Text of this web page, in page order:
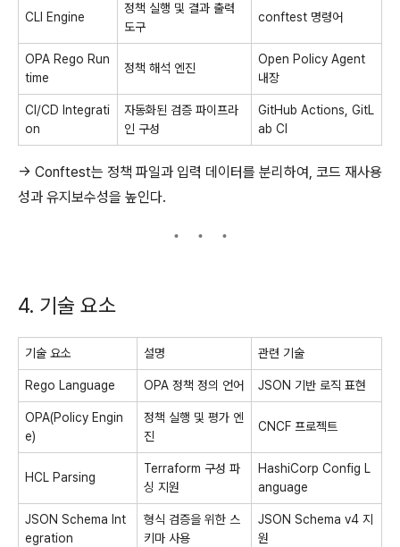
CLI Engine
정책 실행 및 결과 출력
도구
conftest 명령어
OPA Rego Run
time
정책 해석 엔진
Open Policy Agent
내장
CI/CD Integrati
on
자동화된 검증 파이프라
인 구성
GitHub Actions, GitL
ab CI
→ Conftest는 정책 파일과 입력 데이터를 분리하여, 코드 재사용
성과 유지보수성을 높인다.
4. 기술 요소
기술 요소 설명 관련 기술
Rego Language OPA 정책 정의 언어 JSON 기반 로직 표현
OPA(Policy Engin
e)
정책 실행 및 평가 엔
진
CNCF 프로젝트
HCL Parsing
Terraform 구성 파
싱 지원
HashiCorp Config L
anguage
JSON Schema Int
egration
형식 검증을 위한 스
키마 사용
JSON Schema v4 지
원